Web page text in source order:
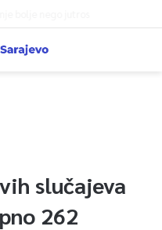
slučajeva
262